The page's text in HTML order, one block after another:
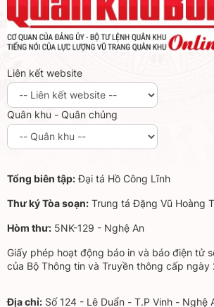
Liên kết website
Quân khu - Quân chủng
Tổng biên tập:Đại tá Hồ Công Lĩnh
Thư ký Tòa soạn: Trung tá Đặng Vũ Hoàng
Hòm thư: 5NK-129 - Nghệ An
Giấy phép hoạt động báo in và báo điện tử
của Bộ Thông tin và Truyền thông cấp ngày
Địa chỉ: Số 124 - Lê Duẩn - T.P Vinh - Nghệ